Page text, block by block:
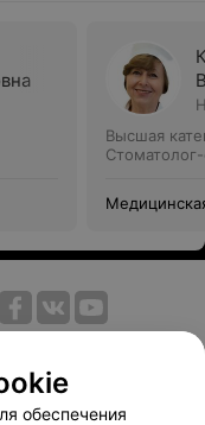
Высшая
договор
Способы оплаты
обеспечения